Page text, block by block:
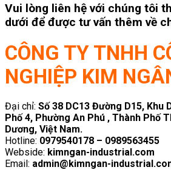
Vui lòng liên hệ với chúng tôi
dưới để được tư vấn thêm về
CÔNG TY TNHH
NGHIỆP KIM
Đại chỉ: Số 38 DC13 Đường D15, Khu
Phố 4, Phường An Phú , Thành Phố
Dương, Việt Nam.
Hotline: 0979540178 – 0989563455
Webside: kimngan-industrial.com
Email: admin@kimngan-